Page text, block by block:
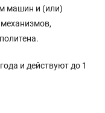
машин и (или)
и действуют до 1